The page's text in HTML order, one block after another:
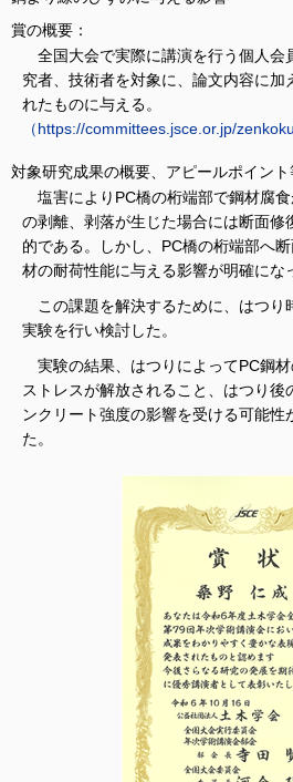
賞の概要：
全国大会で実際に講演を行う個人会
究者、技術者を対象に、論文内容に加
れたものに与える。
（https://committees.jsce.or.jp/
対象研究成果の概要、アピールポイント
塩害によりPC橋の桁端部で鋼材腐
の剥離、剥落が生じた場合には断面修
的である。しかし、PC橋の桁端部へ
材の耐荷性能に与える影響が明確にな
この課題を解決するために、はつり
実験を行い検討した。
実験の結果、はつりによってPC鋼
ストレスが解放されること、はつり後
ンクリート強度の影響を受ける可能性
た。